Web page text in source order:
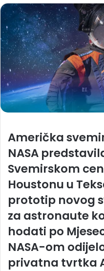
Američka
NASA
Svemirskom
Houstonu u
prototip novog
za astronaute
hodati po
NASA-om
privatna tvrtka